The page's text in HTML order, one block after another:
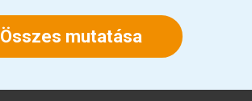
Összes mutatása